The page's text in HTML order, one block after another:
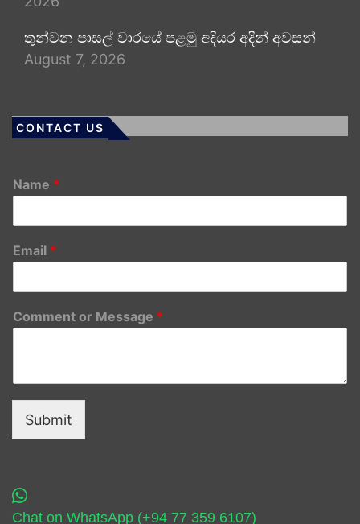
තුන්වන පාසල් වාරයේ පළමු අදියර අදින් අවසන්
August 7, 2026
CONTACT US
Name *
Email *
Comment or Message *
Submit
Chat on WhatsApp (+94 77 359 6107)